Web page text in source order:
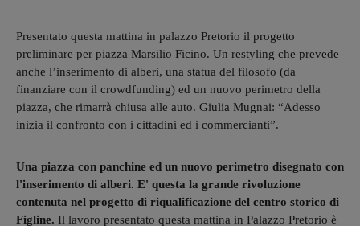
Presentato questa mattina in palazzo Pretorio il progetto
preliminare per piazza Marsilio Ficino. Un restyling che prevede
anche l’inserimento di alberi, una statua del filosofo (da
finanziare con il crowdfunding) ed un nuovo perimetro della
piazza, che rimarrà chiusa alle auto. Giulia Mugnai: “Adesso
inizia il confronto con i cittadini ed i commercianti”.
Una piazza con panchine ed un nuovo perimetro disegnato con
l'inserimento di alberi. E' questa la grande rivoluzione
contenuta nel progetto di riqualificazione del centro storico di
Figline. Il lavoro presentato questa mattina in Palazzo Pretorio è